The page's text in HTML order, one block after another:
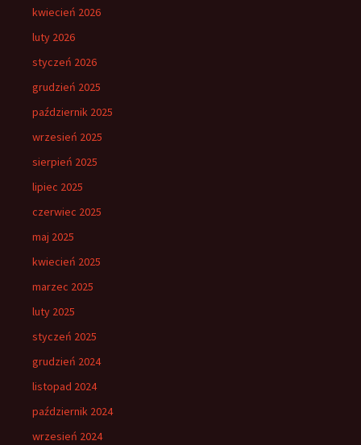
kwiecień 2026
luty 2026
styczeń 2026
grudzień 2025
październik 2025
wrzesień 2025
sierpień 2025
lipiec 2025
czerwiec 2025
maj 2025
kwiecień 2025
marzec 2025
luty 2025
styczeń 2025
grudzień 2024
listopad 2024
październik 2024
wrzesień 2024